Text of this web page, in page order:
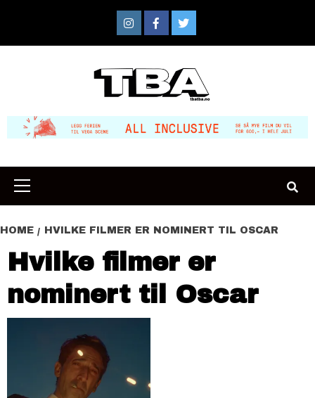
content
InstagramFacebook
Twitter
Primary
Menu
HOME HVILKE FILMER ER NOMINERT TIL OSCAR
Hvilke filmer er
nominert til Oscar